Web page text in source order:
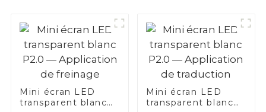
Mini écran LED
transparent blanc
Mini écran LED
transparent blanc